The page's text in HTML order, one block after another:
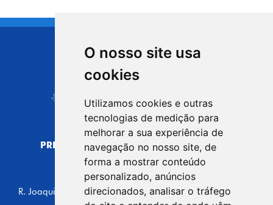
O nosso site usa
cookies
Utilizamos cookies e outras
tecnologias de medição para
melhorar a sua experiência de
navegação no nosso site, de
forma a mostrar conteúdo
personalizado, anúncios
direcionados, analisar o tráfego
CIDADE DE
Carapicuíba
PREFEITURA MUNICIPAL DE CARAPICUÍBA
CNPJ: 44.892.693/0001-40
CENTRO ADMINISTRATIVO
R. Joaquim das Neves, 211 - Vila Caldas, Carapicuíba/SP